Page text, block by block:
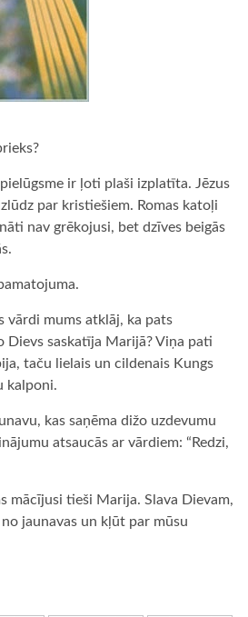
ir ļoti plaši izplatīta. Jēzus
par kristiešiem. Romas katoļi
nav grēkojusi, bet dzīves beigās
vārdi mums atklāj, ka pats
Dievs saskatīja Marijā? Viņa pati
taču lielais un cildenais Kungs
kalponi.
kas saņēma dižo uzdevumu
atsaucās ar vārdiem: “Redzi,
mācījusi tieši Marija. Slava Dievam,
jaunavas un kļūt par mūsu